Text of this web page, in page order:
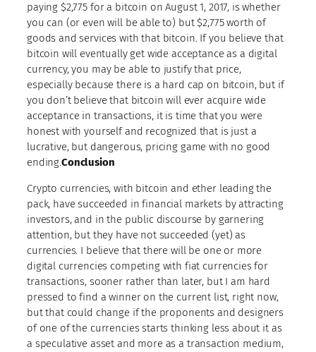
paying $2,775 for a bitcoin on August 1, 2017, is whether
you can (or even will be able to) but $2,775 worth of
goods and services with that bitcoin. If you believe that
bitcoin will eventually get wide acceptance as a digital
currency, you may be able to justify that price,
especially because there is a hard cap on bitcoin, but if
you don’t believe that bitcoin will ever acquire wide
acceptance in transactions, it is time that you were
honest with yourself and recognized that is just a
lucrative, but dangerous, pricing game with no good
ending.Conclusion
Crypto currencies, with bitcoin and ether leading the
pack, have succeeded in financial markets by attracting
investors, and in the public discourse by garnering
attention, but they have not succeeded (yet) as
currencies. I believe that there will be one or more
digital currencies competing with fiat currencies for
transactions, sooner rather than later, but I am hard
pressed to find a winner on the current list, right now,
but that could change if the proponents and designers
of one of the currencies starts thinking less about it as
a speculative asset and more as a transaction medium,